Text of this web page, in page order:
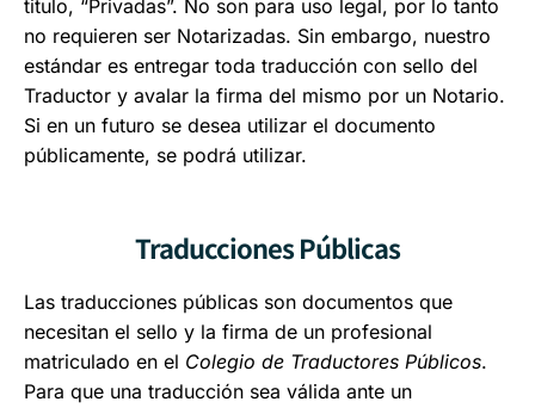
titulo, “Privadas”. No son para uso legal, por lo tanto
no requieren ser Notarizadas. Sin embargo, nuestro
estándar es entregar toda traducción con sello del
Traductor y avalar la firma del mismo por un Notario.
Si en un futuro se desea utilizar el documento
públicamente, se podrá utilizar.
Traducciones Públicas
Las traducciones públicas son documentos que
necesitan el sello y la firma de un profesional
matriculado en el Colegio de Traductores Públicos.
Para que una traducción sea válida ante un